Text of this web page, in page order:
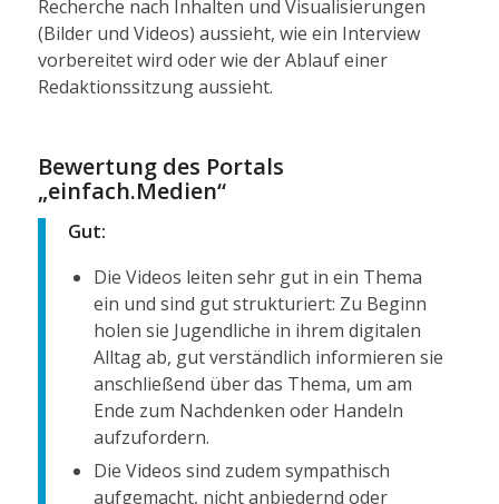
Recherche nach Inhalten und Visualisierungen
(Bilder und Videos) aussieht, wie ein Interview
vorbereitet wird oder wie der Ablauf einer
Redaktionssitzung aussieht.
Bewertung des Portals
„einfach.Medien“
Gut:
Die Videos leiten sehr gut in ein Thema
ein und sind gut strukturiert: Zu Beginn
holen sie Jugendliche in ihrem digitalen
Alltag ab, gut verständlich informieren sie
anschließend über das Thema, um am
Ende zum Nachdenken oder Handeln
aufzufordern.
Die Videos sind zudem sympathisch
aufgemacht, nicht anbiedernd oder